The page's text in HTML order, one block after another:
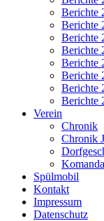
Berichte
Berichte
Berichte
Berichte
Berichte
Berichte
Berichte
Berichte
Verein
Chronik
Chronik
Spülmobil
Kontakt
Impressum
Datenschutz